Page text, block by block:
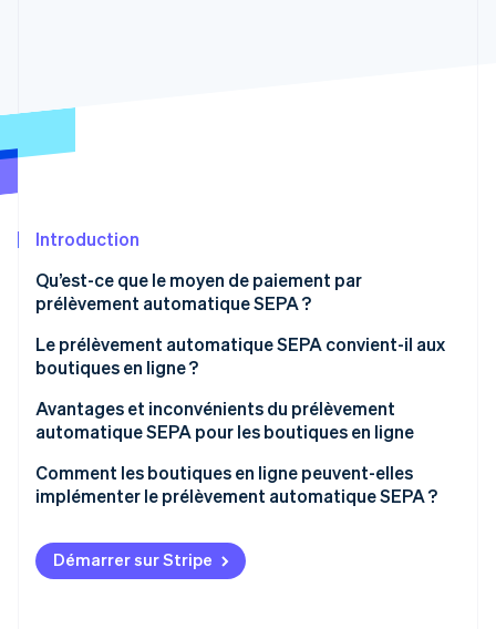
Climate
Vérification de l'identité
Stripe Sessions 2026
Découvrez comment Stripe construit l’infrastructure
Regarder la vidéo
Introduction
Qu’est-ce que le moyen de paiement par
prélèvement automatique SEPA ?
Le prélèvement automatique SEPA convient-il aux
boutiques en ligne ?
Avantages et inconvénients du prélèvement
automatique SEPA pour les boutiques en ligne
Avantages pour les entreprises
Avantages pour les clients
Inconvénients pour les marchands en ligne
Comment les boutiques en ligne peuvent-elles
implémenter le prélèvement automatique SEPA ?
Mise en œuvre indépendante
Mise en œuvre avec le soutien d’un prestataire de
Démarrer sur Stripe